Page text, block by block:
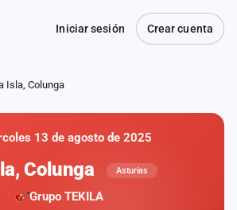
Iniciar sesión Crear cuenta
Isla, Colunga
13 de agosto de 2025
Colunga Asturias
Grupo TEKILA